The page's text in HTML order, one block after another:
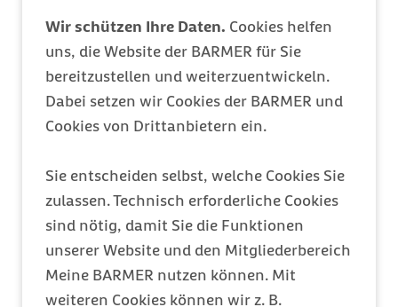
Wir schützen Ihre Daten. Cookies helfen
uns, die Website der BARMER für Sie
bereitzustellen und weiterzuentwickeln.
Dabei setzen wir Cookies der BARMER und
Cookies von Drittanbietern ein.
Sie entscheiden selbst, welche Cookies Sie
zulassen. Technisch erforderliche Cookies
sind nötig, damit Sie die Funktionen
unserer Website und den Mitgliederbereich
Meine BARMER nutzen können. Mit
weiteren Cookies können wir z. B.
Barmer Bonus
Meine Barmer
Ein Zugang für alles